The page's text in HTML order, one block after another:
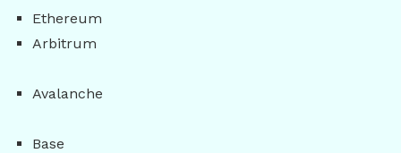
Ethereum
Arbitrum
Avalanche
Base